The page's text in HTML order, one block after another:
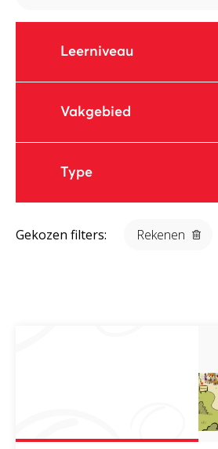
Leerniveau
Vakgebied
Type
Gekozen filters: Rekenen